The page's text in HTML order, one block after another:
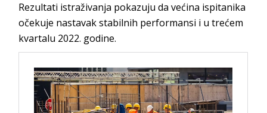
Rezultati istraživanja pokazuju da većina ispitanika
očekuje nastavak stabilnih performansi i u trećem
kvartalu 2022. godine.